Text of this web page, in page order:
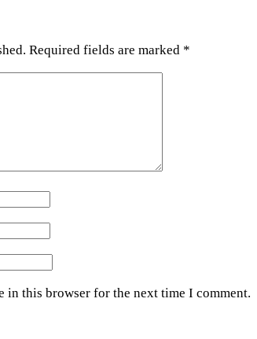
Required fields are marked *
in this browser for the next time I comment.